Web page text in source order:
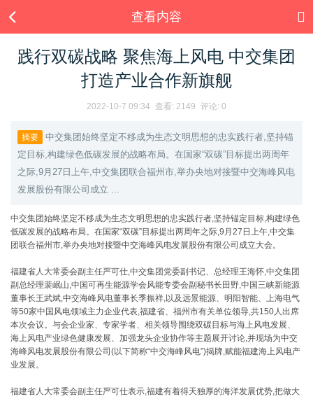
查看内容
践行双碳战略 聚焦海上风电 中交集团
打造产业合作新旗舰
2022-10-7 09:34 查看: 2149 评论: 0
摘要
中交集团始终坚定不移成为生态文明思想的忠实践行者,坚持锚
定目标,构建绿色低碳发展的战略布局。在国家“双碳”目标提出两周年
之际,9月27日上午,中交集团联合福州市,举办央地对接暨中交海峰风电
发展股份有限公司成立 ...
中交集团始终坚定不移成为生态文明思想的忠实践行者,坚持锚定目标,构建绿色
低碳发展的战略布局。在国家“双碳”目标提出两周年之际,9月27日上午,中交集
团联合福州市,举办央地对接暨中交海峰风电发展股份有限公司成立大会。
福建省人大常委会副主任严可仕,中交集团党委副书记、总经理王海怀,中交集团
副总经理裴岷山,中国可再生能源学会风能专委会副秘书长田野,中国三峡新能源
董事长王武斌,中交海峰风电董事长季振祥,以及远景能源、明阳智能、上海电气
等50家中国风电领域主力企业代表,福建省、福州市有关单位领导,共150人出席
本次会议。与会企业家、专家学者、相关领导围绕双碳目标与海上风电发展、
海上风电产业绿色健康发展、加强龙头企业协作等主题展开讨论,并现场为中交
海峰风电发展股份有限公司(以下简称“中交海峰风电”)揭牌,赋能福建海上风电产
业发展。
福建省人大常委会副主任严可仕表示,福建有着得天独厚的海洋发展优势,把做大